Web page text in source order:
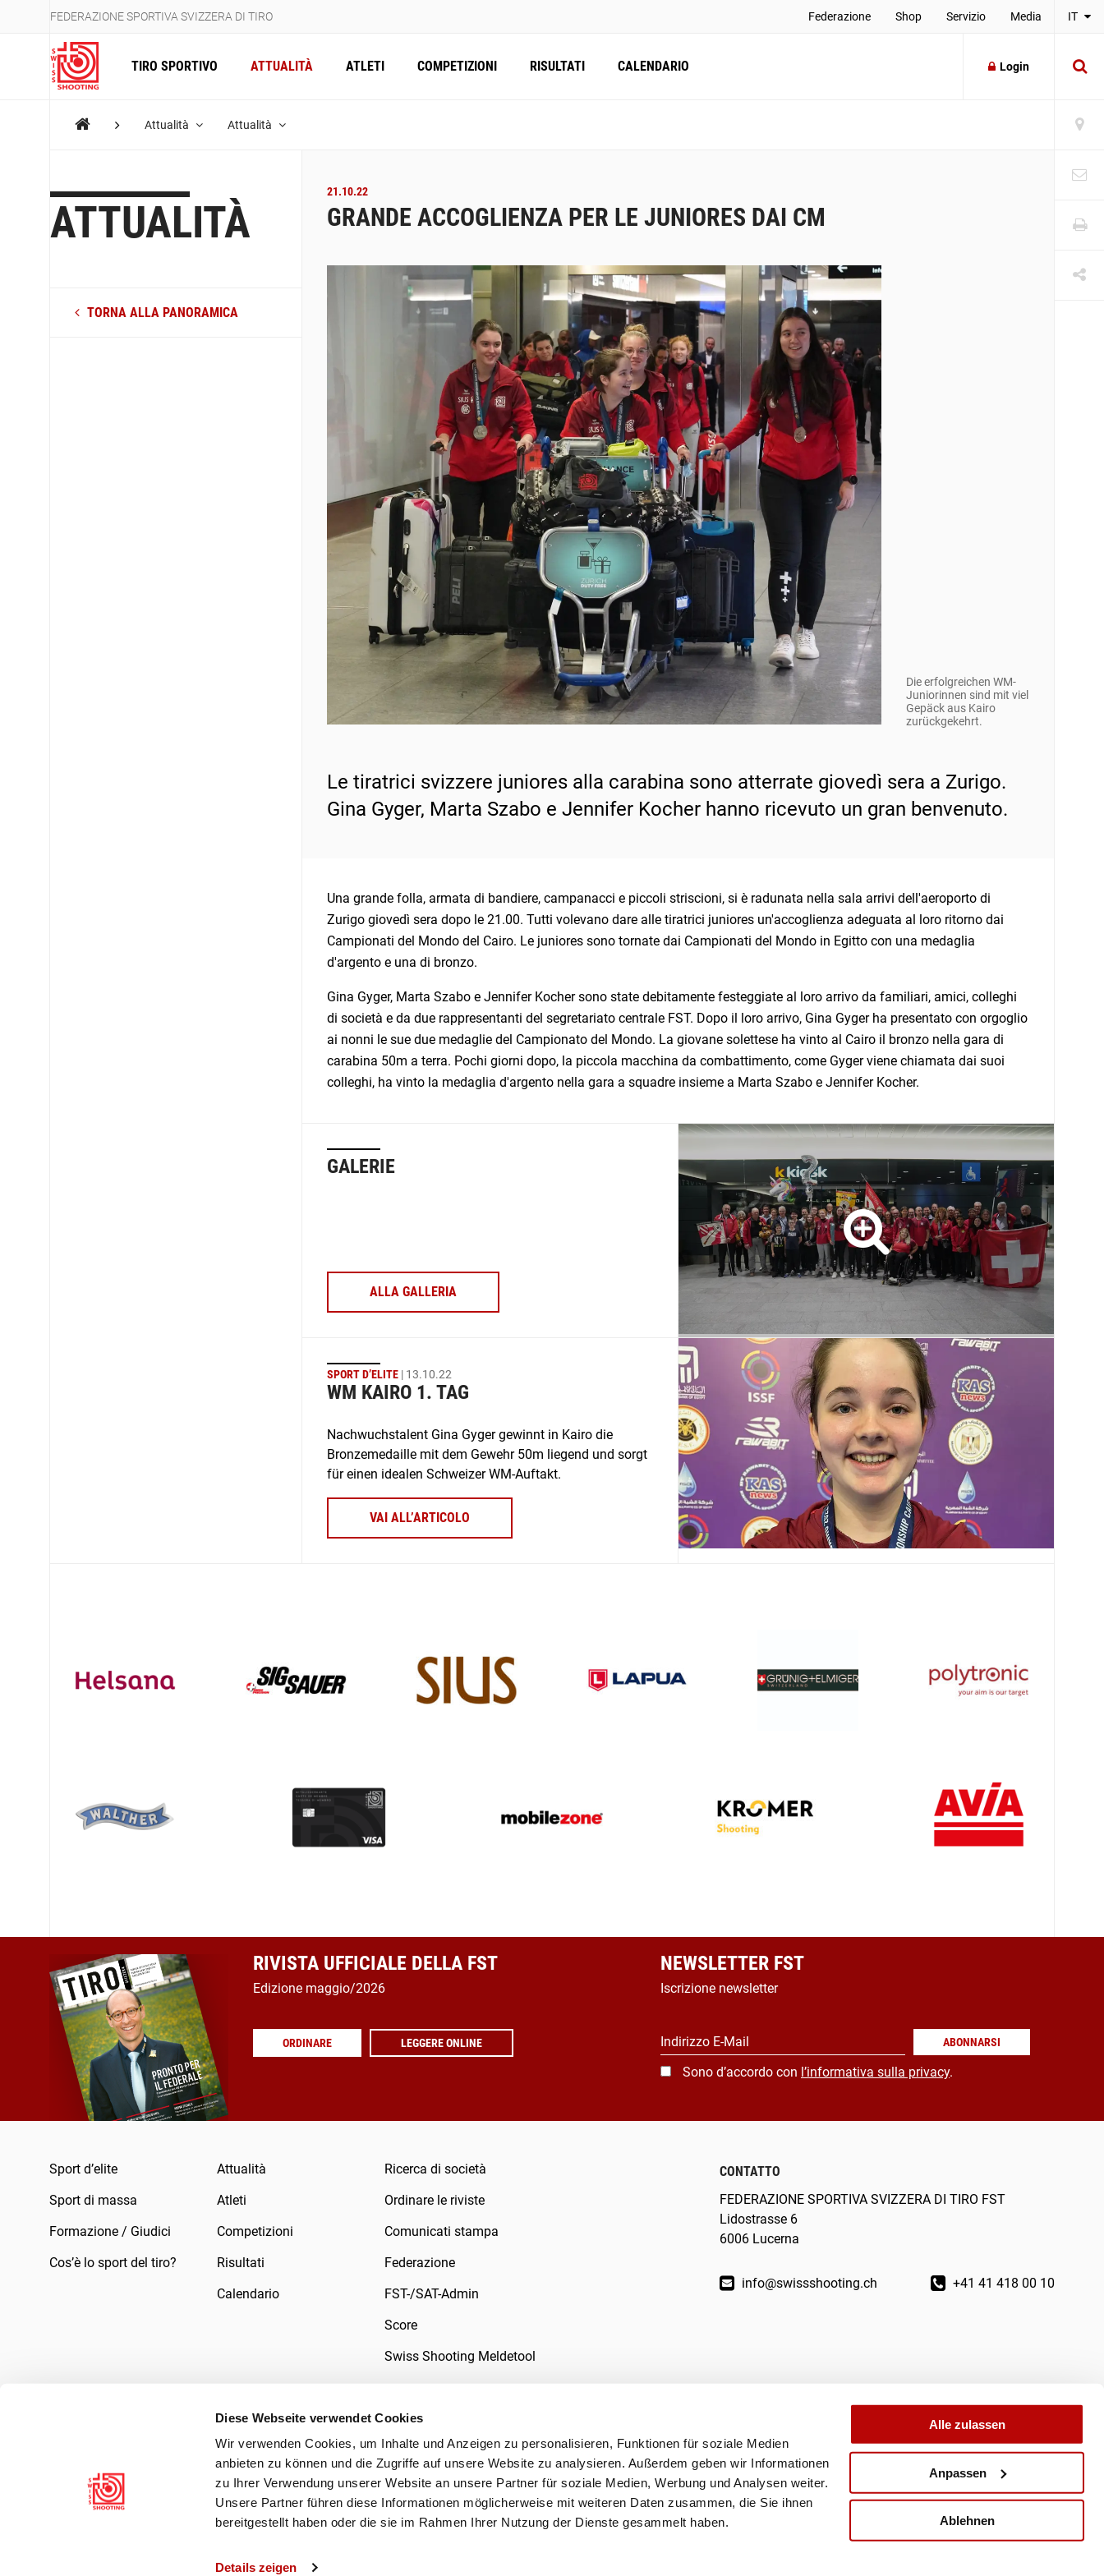
Diese Webseite verwendet Cookies
Wir verwenden Cookies, um Inhalte und Anzeigen zu personalisieren, Funktionen für soziale Medien
anbieten zu können und die Zugriffe auf unsere Website zu analysieren. Außerdem geben wir Informationen
zu Ihrer Verwendung unserer Website an unsere Partner für soziale Medien, Werbung und Analysen weiter.
Unsere Partner führen diese Informationen möglicherweise mit weiteren Daten zusammen, die Sie ihnen
bereitgestellt haben oder die sie im Rahmen Ihrer Nutzung der Dienste gesammelt haben.
Details zeigen
Alle zulassen
Anpassen
Ablehnen
FEDERAZIONE SPORTIVA SVIZZERA DI TIRO Federazione Shop Servizio Media IT
TIRO SPORTIVO ATTUALITÀ ATLETI COMPETIZIONI RISULTATI CALENDARIO Login
Attualità Attualità
ATTUALITÀ
TORNA ALLA PANORAMICA
21.10.22
GRANDE ACCOGLIENZA PER LE JUNIORES DAI CM
Die erfolgreichen WM-
Juniorinnen sind mit viel
Gepäck aus Kairo
zurückgekehrt.
Le tiratrici svizzere juniores alla carabina sono atterrate giovedì sera a Zurigo.
Gina Gyger, Marta Szabo e Jennifer Kocher hanno ricevuto un gran benvenuto.
Una grande folla, armata di bandiere, campanacci e piccoli striscioni, si è radunata nella sala arrivi dell'aeroporto di
Zurigo giovedì sera dopo le 21.00. Tutti volevano dare alle tiratrici juniores un'accoglienza adeguata al loro ritorno dai
Campionati del Mondo del Cairo. Le juniores sono tornate dai Campionati del Mondo in Egitto con una medaglia
d'argento e una di bronzo.
Gina Gyger, Marta Szabo e Jennifer Kocher sono state debitamente festeggiate al loro arrivo da familiari, amici, colleghi
di società e da due rappresentanti del segretariato centrale FST. Dopo il loro arrivo, Gina Gyger ha presentato con orgoglio
ai nonni le sue due medaglie del Campionato del Mondo. La giovane solettese ha vinto al Cairo il bronzo nella gara di
carabina 50m a terra. Pochi giorni dopo, la piccola macchina da combattimento, come Gyger viene chiamata dai suoi
colleghi, ha vinto la medaglia d'argento nella gara a squadre insieme a Marta Szabo e Jennifer Kocher.
GALERIE
ALLA GALLERIA
SPORT D’ELITE | 13.10.22
WM KAIRO 1. TAG
Nachwuchstalent Gina Gyger gewinnt in Kairo die
Bronzemedaille mit dem Gewehr 50m liegend und sorgt
für einen idealen Schweizer WM-Auftakt.
VAI ALL’ARTICOLO
RIVISTA UFFICIALE DELLA FST
Edizione maggio/2026
ORDINARE LEGGERE ONLINE
NEWSLETTER FST
Iscrizione newsletter
Indirizzo E-Mail ABONNARSI
Sono d’accordo con l’informativa sulla privacy.
Sport d’elite
Sport di massa
Formazione / Giudici
Cos’è lo sport del tiro?
Attualità
Atleti
Competizioni
Risultati
Calendario
Ricerca di società
Ordinare le riviste
Comunicati stampa
Federazione
FST-/SAT-Admin
Score
Swiss Shooting Meldetool
CONTATTO
FEDERAZIONE SPORTIVA SVIZZERA DI TIRO FST
Lidostrasse 6
6006 Lucerna
info@swissshooting.ch +41 41 418 00 10
Informativa sulla privacy